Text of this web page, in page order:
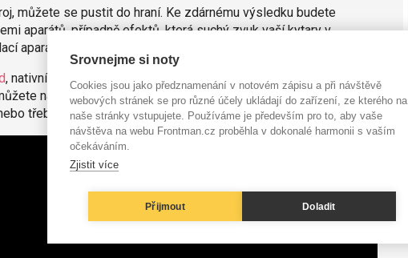
můžete se pustit do hraní. Ke zdárnému výsledku budete
aparátů, případně efektů, která suchý zvuk vaší kytary v
aparátu.
, nativní aplikace od Apple, která nabízí nejen spoustu zvuků
nahrávat. Oblíbenou aplikací s kytarovými simulacemi je také
třeba Bias Amp 2od firmy Positive Grid.
Srovnejme si noty
Cookies jsou jako předznamenání v notovém zápisu a při návštěvě
webových stránek se pro různé účely ukládají do zařízení, ze kterého na
naše stránky vstupujete. Používáme je především pro to, aby vaše
návštěva na webu Frontman.cz proběhla v dokonalé harmonii s vaším
očekáváním.
Zjistit více
Přijmout Doladit